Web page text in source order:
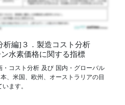
編]３．製造コスト分析
水素価格に関する指標
コスト分析 及び 国内・グローバル
、米国、欧州、オーストラリアの目
ます。